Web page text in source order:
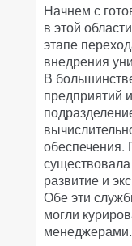
Начнем с
в этой
этапе
внедрения
В
предприятий
обеспечения.
развитие и
Обе эти
могли
менеджерами.